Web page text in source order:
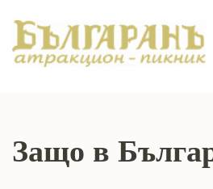
content
Защо в